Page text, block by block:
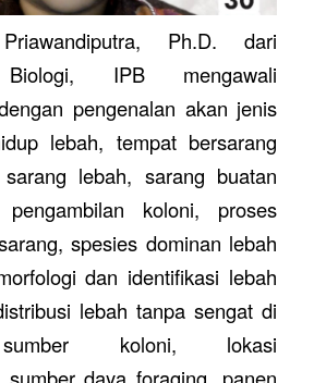
Ph.D. dari
Biologi, IPB mengawali
pengenalan akan jenis
lebah, tempat bersarang
lebah, sarang buatan
koloni, proses
spesies dominan lebah
dan identifikasi lebah
lebah tanpa sengat di
koloni, lokasi